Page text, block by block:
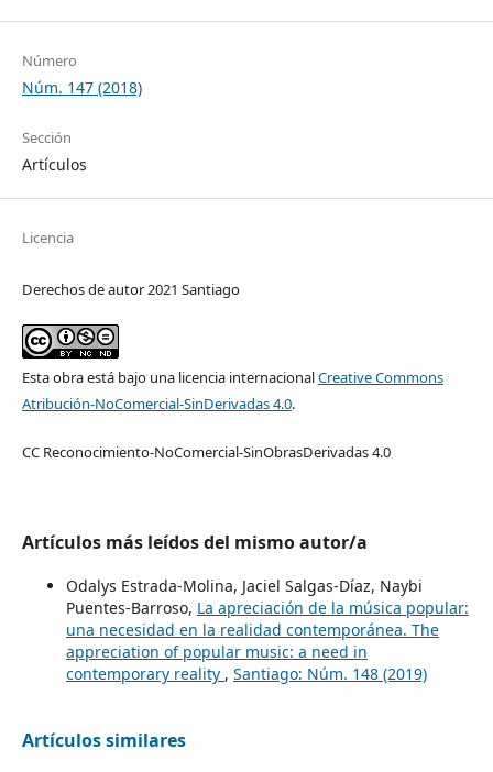
Número
Núm. 147 (2018)
Sección
Artículos
Licencia
Derechos de autor 2021 Santiago
Esta obra está bajo una licencia internacionalCreative Commons
Atribución-NoComercial-SinDerivadas 4.0.
CC Reconocimiento-NoComercial-SinObrasDerivadas 4.0
Artículos más leídos del mismo autor/a
Odalys Estrada-Molina, Jaciel Salgas-Díaz, Naybi
Puentes-Barroso, La apreciación de la música popular:
una necesidad en la realidad contemporánea. The
appreciation of popular music: a need in
contemporary reality , Santiago: Núm. 148 (2019)
Artículos similares